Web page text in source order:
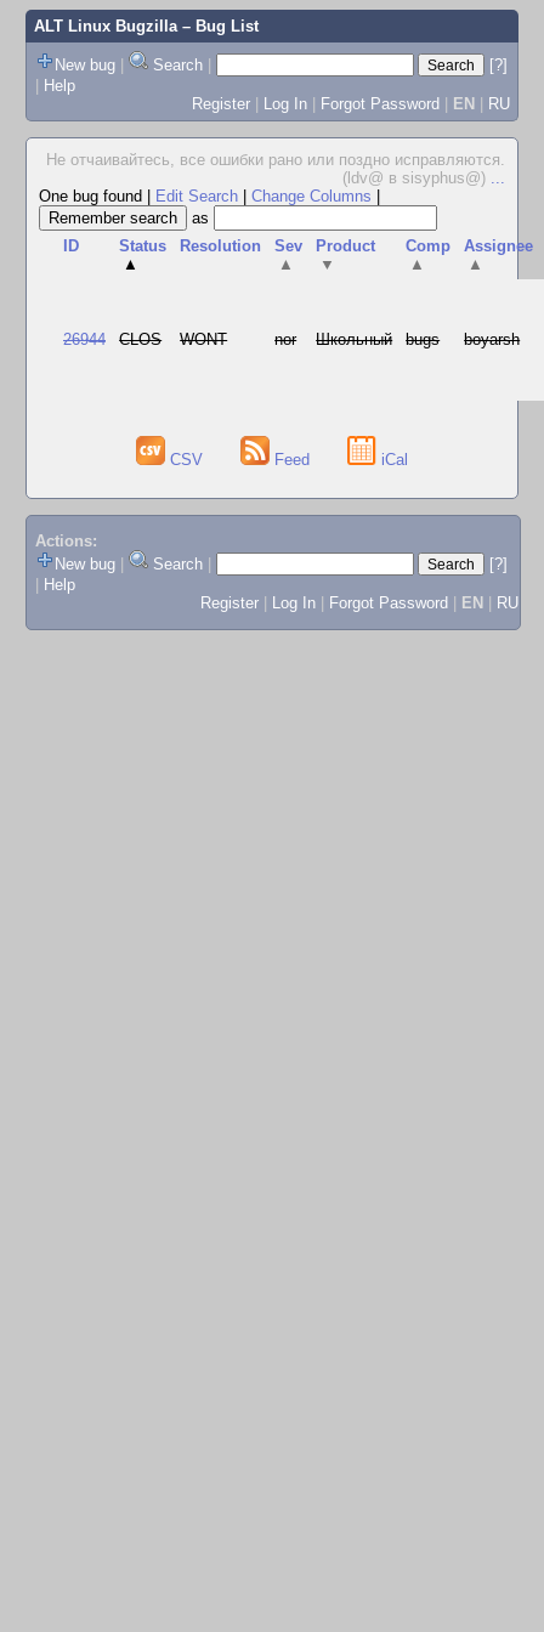
ALT Linux Bugzilla– Bug List
New bug | Search |
[?]
| Help
Register | Log In | Forgot Password | EN | RU
Не отчаивайтесь, все ошибки рано или поздно исправляются.
(ldv@ в sisyphus@) ...
One bug found
Edit Search Change Columns
as
ID
Status
▲
Resolution
Sev
▲
Product
▼
Comp
▲
Assignee
▲
26944 CLOS WONT nor Школьный bugs boyarsh
CSV Feed iCal
Actions:
New bug
Search
[?]
Help
Register
Log In Forgot Password EN RU